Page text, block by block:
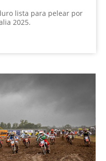
lista para pelear por
2025.